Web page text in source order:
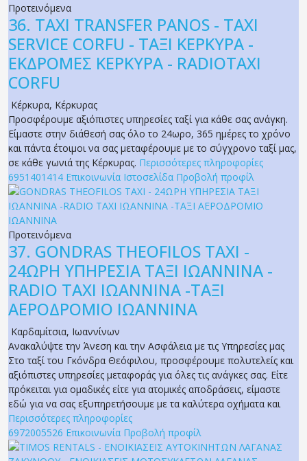
Προτεινόμενα
36. TAXI TRANSFER PANOS - TAXI
SERVICE CORFU - ΤΑΞΙ ΚΕΡΚΥΡΑ -
ΕΚΔΡΟΜΕΣ ΚΕΡΚΥΡΑ - RADIOTAXI
CORFU
Κέρκυρα, Κέρκυρας
Προσφέρουμε αξιόπιστες υπηρεσίες ταξί για κάθε σας ανάγκη.
Είμαστε στην διάθεσή σας όλο το 24ωρο, 365 ημέρες το χρόνο
και πάντα έτοιμοι να σας μεταφέρουμε με το σύγχρονο ταξί μας,
σε κάθε γωνιά της Κέρκυρας. Περισσότερες πληροφορίες
6951401414 Επικοινωνία Ιστοσελίδα Προβολή προφίλ
Προτεινόμενα
37. GONDRAS THEOFILOS TAXI -
24ΩΡΗ ΥΠΗΡΕΣΙΑ ΤΑΞΙ ΙΩΑΝΝΙΝΑ -
RADIO TAXI ΙΩΑΝΝΙΝΑ -ΤΑΞΙ
ΑΕΡΟΔΡΟΜΙΟ ΙΩΑΝΝΙΝΑ
Καρδαμίτσια, Ιωαννίνων
Ανακαλύψτε την Άνεση και την Ασφάλεια με τις Υπηρεσίες μας
Στο ταξί του Γκόνδρα Θεόφιλου, προσφέρουμε πολυτελείς και
αξιόπιστες υπηρεσίες μεταφοράς για όλες τις ανάγκες σας. Είτε
πρόκειται για ομαδικές είτε για ατομικές αποδράσεις, είμαστε
εδώ για να σας εξυπηρετήσουμε με τα καλύτερα οχήματα και
Περισσότερες πληροφορίες
6972005526 Επικοινωνία Προβολή προφίλ